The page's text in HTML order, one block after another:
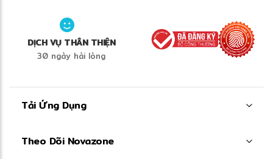
DỊCH VỤ THÂN THIỆN
30 ngày hài lòng
Tải Ứng Dụng
Theo Dõi Novazone